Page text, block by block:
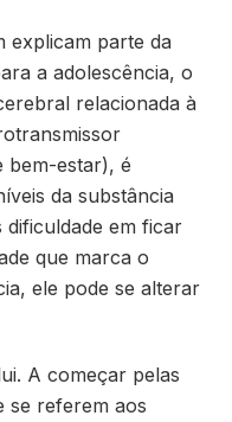
explicam parte da
a adolescência, o
relacionada à
bem-estar), é
da substância
dificuldade em ficar
que marca o
ele pode se alterar
A começar pelas
se referem aos